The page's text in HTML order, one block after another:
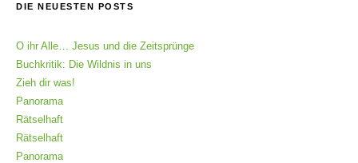
DIE NEUESTEN POSTS
O ihr Alle… Jesus und die Zeitsprünge
Buchkritik: Die Wildnis in uns
Zieh dir was!
Panorama
Rätselhaft
Rätselhaft
Panorama